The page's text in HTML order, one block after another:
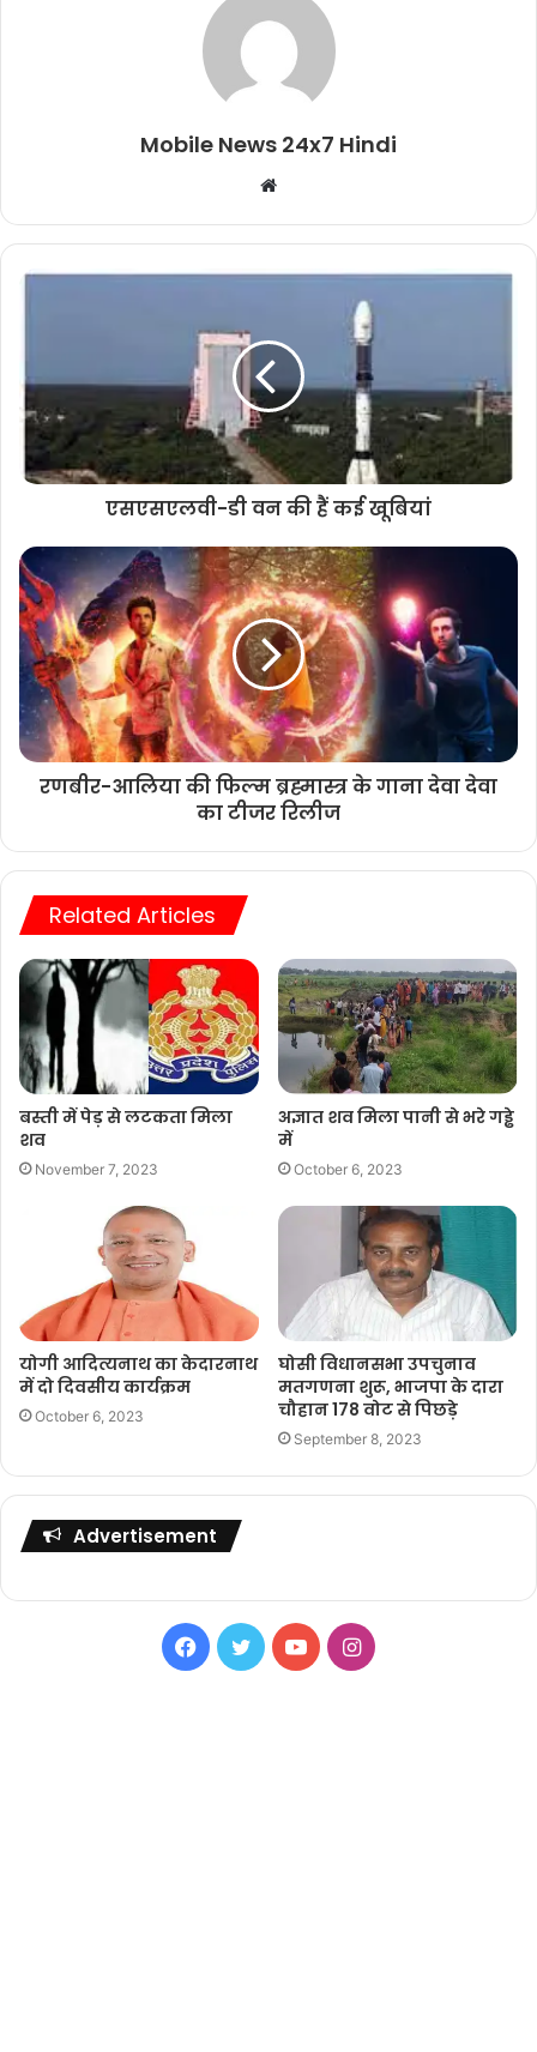
Mobile News 24x7 Hindi
Website
एसएसएलवी-डी वन की हैं कई खूबियां
रणबीर-आलिया की फिल्म ब्रह्मास्त्र के गाना देवा देवा
का टीजर रिलीज
Related Articles
बस्ती में पेड़ से लटकता मिला
शव
November 7, 2023
अज्ञात शव मिला पानी से भरे गड्ढे
में
October 6, 2023
योगी आदित्यनाथ का केदारनाथ
में दो दिवसीय कार्यक्रम
October 6, 2023
घोसी विधानसभा उपचुनाव
मतगणना शुरू, भाजपा के दारा
चौहान 178 वोट से पिछड़े
September 8, 2023
Advertisement
Facebook
TwitterYouTubeInstagram